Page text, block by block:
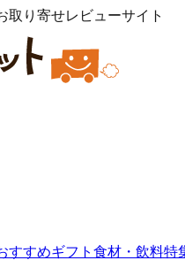
取り寄せレビューサイト
すすめギフト 食材・飲料特